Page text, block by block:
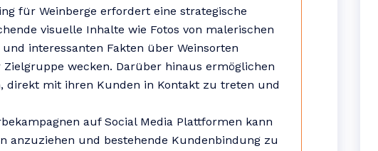
für Weinberge erfordert eine strategische
visuelle Inhalte wie Fotos von malerischen
und interessanten Fakten über Weinsorten
wecken. Darüber hinaus ermöglichen
direkt mit ihren Kunden in Kontakt zu treten und
auf Social Media Plattformen kann
anzuziehen und bestehende Kundenbindung zu